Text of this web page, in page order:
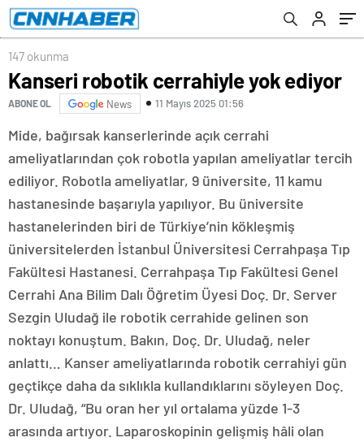
147 okunma
Kanseri robotik cerrahiyle yok ediyor
ABONE OL News 11 Mayıs 2025 01:56
Mide, bağırsak kanserlerinde açık cerrahi
ameliyatlarından çok robotla yapılan ameliyatlar tercih
ediliyor. Robotla ameliyatlar, 9 üniversite, 11 kamu
hastanesinde başarıyla yapılıyor. Bu üniversite
hastanelerinden biri de Türkiye’nin kökleşmiş
üniversitelerden İstanbul Üniversitesi Cerrahpaşa Tıp
Fakültesi Hastanesi. Cerrahpaşa Tıp Fakültesi Genel
Cerrahi Ana Bilim Dalı Öğretim Üyesi Doç. Dr. Server
Sezgin Uludağ ile robotik cerrahide gelinen son
noktayı konuştum. Bakın, Doç. Dr. Uludağ, neler
anlattı… Kanser ameliyatlarında robotik cerrahiyi gün
geçtikçe daha da sıklıkla kullandıklarını söyleyen Doç.
Dr. Uludağ, “Bu oran her yıl ortalama yüzde 1-3
arasında artıyor. Laparoskopinin gelişmiş hâli olan